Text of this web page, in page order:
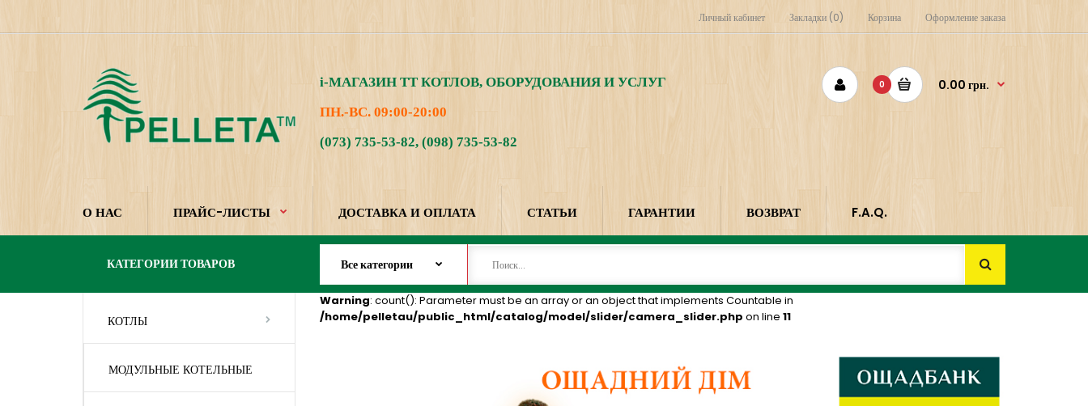
Личный кабинет Закладки (0) Корзина Оформление заказа
i-МАГАЗИНТТ КОТЛОВ, ОБОРУДОВАНИЯ И УСЛУГ
ПН.-ВС. 09:00-20:00
(073) 735-53-82, (098) 735-53-82
0 0.00 грн.
О НАС ПРАЙС-ЛИСТЫ ДОСТАВКА И ОПЛАТА СТАТЬИ ГАРАНТИИ ВОЗВРАТ F.A.Q.
КАТЕГОРИИ ТОВАРОВ
КОТЛЫ
МОДУЛЬНЫЕ КОТЕЛЬНЫЕ
Warning: count(): Parameter must be an array or an object that implements Countable in
/home/pelletau/public_html/catalog/model/slider/camera_slider.php on line 11